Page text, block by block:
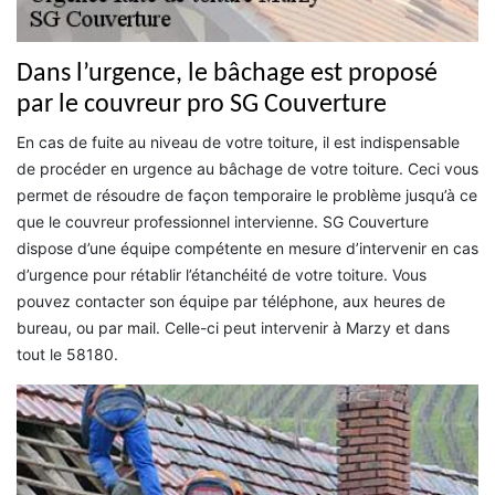
Dans l’urgence, le bâchage est proposé
par le couvreur pro SG Couverture
En cas de fuite au niveau de votre toiture, il est indispensable
de procéder en urgence au bâchage de votre toiture. Ceci vous
permet de résoudre de façon temporaire le problème jusqu’à ce
que le couvreur professionnel intervienne. SG Couverture
dispose d’une équipe compétente en mesure d’intervenir en cas
d’urgence pour rétablir l’étanchéité de votre toiture. Vous
pouvez contacter son équipe par téléphone, aux heures de
bureau, ou par mail. Celle-ci peut intervenir à Marzy et dans
tout le 58180.